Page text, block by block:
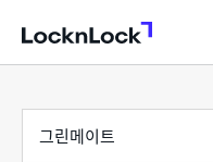
LocknLock
통